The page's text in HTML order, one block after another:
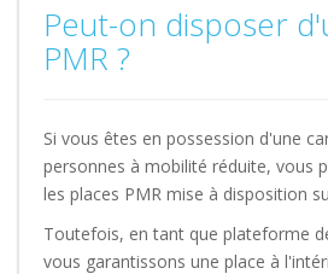
Peut-on disposer
PMR ?
Si vous êtes en possession d'une
personnes à mobilité réduite, vous
les places PMR mise à disposition
Toutefois, en tant que plateforme
vous garantissons une place à